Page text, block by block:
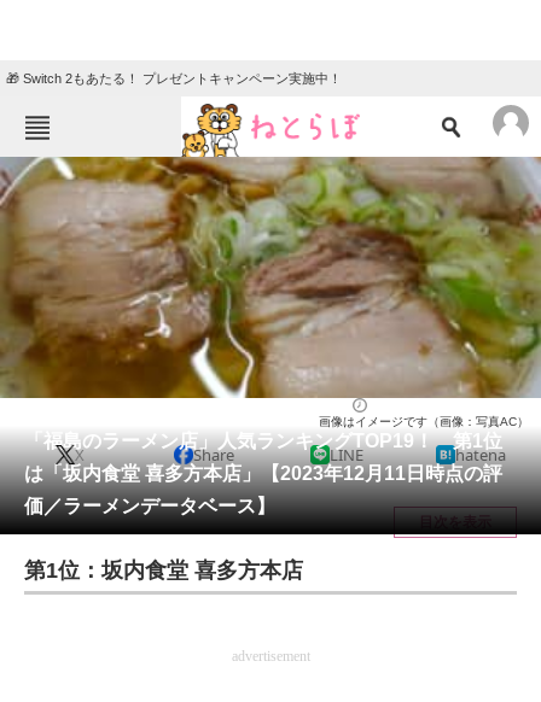
🎁 Switch 2もあたる！ プレゼントキャンペーン実施中！
ねとらぼメニュー
TOP ニュース
エンタメ クイズ
グルメ 地域
住まい 教育・育児
動物 リサーチ
会員記事
メディア
注目記事を集めた総合ページ
ITの今と未来を見通す
「福島のラーメン店」人気ランキングTOP19！ 第1位
は「坂内食堂 喜多方本店」【2023年12月11日時点の評
価／ラーメンデータベース】
画像はイメージです（画像：写真AC）
X Share LINE hatena
目次を表示
第1位：坂内食堂 喜多方本店
advertisement